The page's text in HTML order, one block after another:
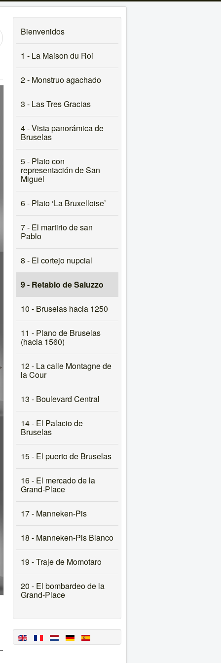
Bienvenidos
1 - La Maison du Roi
2 - Monstruo agachado
3 - Las Tres Gracias
4 - Vista panorámica de
Bruselas
5 - Plato con
representación de San
Miguel
6 - Plato ‘La Bruxelloise’
7 - El martirio de san
Pablo
8 - El cortejo nupcial
9 - Retablo de Saluzzo
10 - Bruselas hacia 1250
11 - Plano de Bruselas
(hacia 1560)
12 - La calle Montagne de
la Cour
13 - Boulevard Central
14 - El Palacio de
Bruselas
15 - El puerto de Bruselas
16 - El mercado de la
Grand-Place
17 - Manneken-Pis
18 - Manneken-Pis Blanco
19 - Traje de Momotaro
20 - El bombardeo de la
Grand-Place